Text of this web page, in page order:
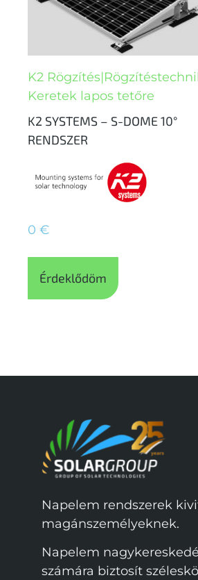
K2
Keretek lapos tetőre
K2 SYSTEMS – S-DOME 10°
RENDSZER
0 €
Érdeklődöm
Napelem rendszerek
magánszemélyeknek.
Napelem
számára biztosít